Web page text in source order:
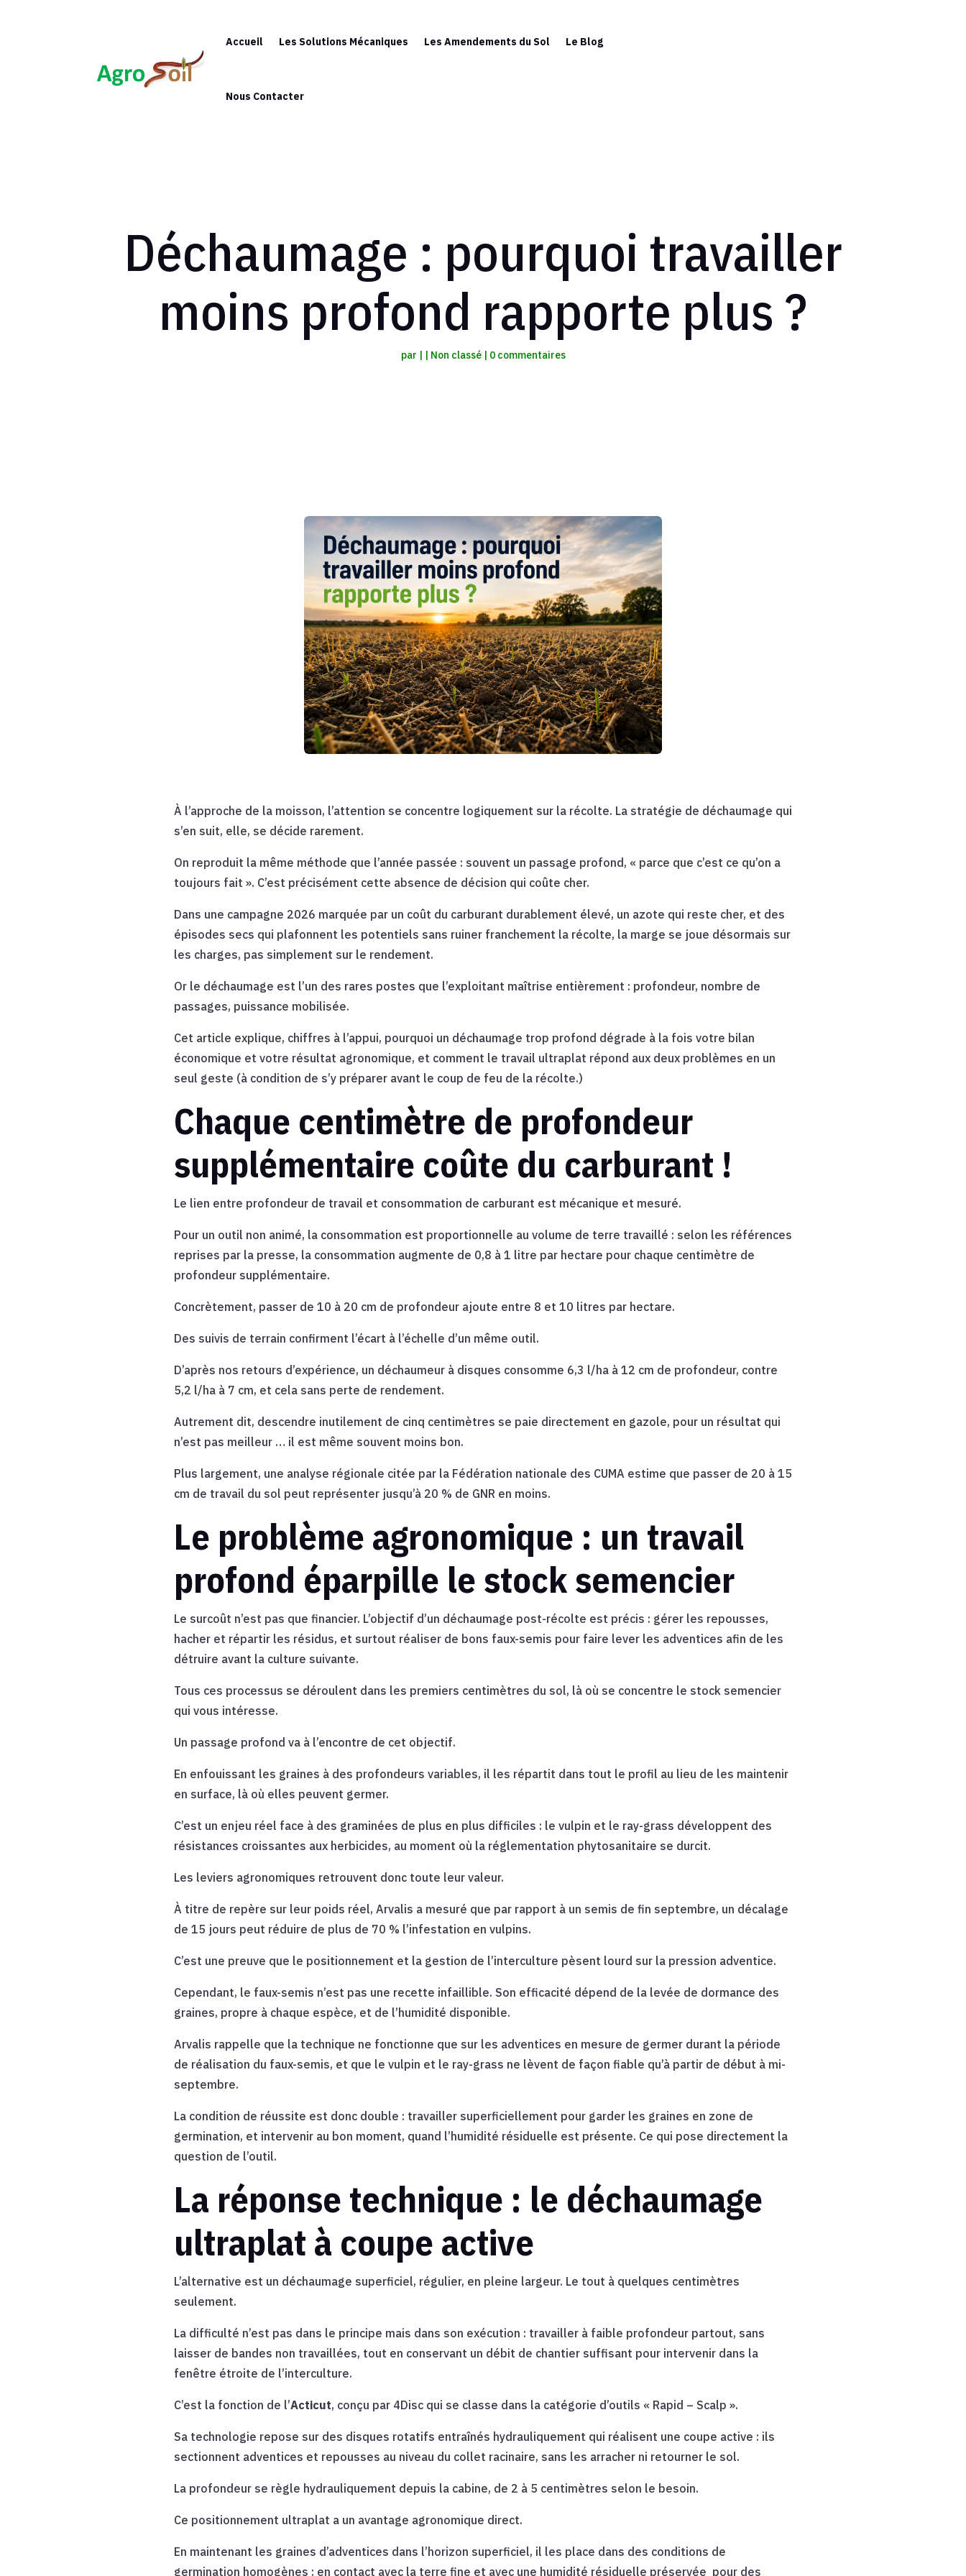
Accueil Les Solutions Mécaniques Les Amendements du Sol Le Blog
Nous Contacter
Déchaumage : pourquoi travailler
moins profond rapporte plus ?
par | | Non classé| 0 commentaires
À l’approche de la moisson, l’attention se concentre logiquement sur la récolte. La stratégie de déchaumage qui
s’en suit, elle, se décide rarement.
On reproduit la même méthode que l’année passée : souvent un passage profond, « parce que c’est ce qu’on a
toujours fait ». C’est précisément cette absence de décision qui coûte cher.
Dans une campagne 2026 marquée par un coût du carburant durablement élevé, un azote qui reste cher, et des
épisodes secs qui plafonnent les potentiels sans ruiner franchement la récolte, la marge se joue désormais sur
les charges, pas simplement sur le rendement.
Or le déchaumage est l’un des rares postes que l’exploitant maîtrise entièrement : profondeur, nombre de
passages, puissance mobilisée.
Cet article explique, chiffres à l’appui, pourquoi un déchaumage trop profond dégrade à la fois votre bilan
économique et votre résultat agronomique, et comment le travail ultraplat répond aux deux problèmes en un
seul geste (à condition de s’y préparer avant le coup de feu de la récolte.)
Chaque centimètre de profondeur
supplémentaire coûte du carburant !
Le lien entre profondeur de travail et consommation de carburant est mécanique et mesuré.
Pour un outil non animé, la consommation est proportionnelle au volume de terre travaillé : selon les références
reprises par la presse, la consommation augmente de 0,8 à 1 litre par hectare pour chaque centimètre de
profondeur supplémentaire.
Concrètement, passer de 10 à 20 cm de profondeur ajoute entre 8 et 10 litres par hectare.
Des suivis de terrain confirment l’écart à l’échelle d’un même outil.
D’après nos retours d’expérience, un déchaumeur à disques consomme 6,3 l/ha à 12 cm de profondeur, contre
5,2 l/ha à 7 cm, et cela sans perte de rendement.
Autrement dit, descendre inutilement de cinq centimètres se paie directement en gazole, pour un résultat qui
n’est pas meilleur … il est même souvent moins bon.
Plus largement, une analyse régionale citée par la Fédération nationale des CUMA estime que passer de 20 à 15
cm de travail du sol peut représenter jusqu’à 20 % de GNR en moins.
Le problème agronomique : un travail
profond éparpille le stock semencier
Le surcoût n’est pas que financier. L’objectif d’un déchaumage post-récolte est précis : gérer les repousses,
hacher et répartir les résidus, et surtout réaliser de bons faux-semis pour faire lever les adventices afin de les
détruire avant la culture suivante.
Tous ces processus se déroulent dans les premiers centimètres du sol, là où se concentre le stock semencier
qui vous intéresse.
Un passage profond va à l’encontre de cet objectif.
En enfouissant les graines à des profondeurs variables, il les répartit dans tout le profil au lieu de les maintenir
en surface, là où elles peuvent germer.
C’est un enjeu réel face à des graminées de plus en plus difficiles : le vulpin et le ray-grass développent des
résistances croissantes aux herbicides, au moment où la réglementation phytosanitaire se durcit.
Les leviers agronomiques retrouvent donc toute leur valeur.
À titre de repère sur leur poids réel, Arvalis a mesuré que par rapport à un semis de fin septembre, un décalage
de 15 jours peut réduire de plus de 70 % l’infestation en vulpins.
C’est une preuve que le positionnement et la gestion de l’interculture pèsent lourd sur la pression adventice.
Cependant, le faux-semis n’est pas une recette infaillible. Son efficacité dépend de la levée de dormance des
graines, propre à chaque espèce, et de l’humidité disponible.
Arvalis rappelle que la technique ne fonctionne que sur les adventices en mesure de germer durant la période
de réalisation du faux-semis, et que le vulpin et le ray-grass ne lèvent de façon fiable qu’à partir de début à mi-
septembre.
La condition de réussite est donc double : travailler superficiellement pour garder les graines en zone de
germination, et intervenir au bon moment, quand l’humidité résiduelle est présente. Ce qui pose directement la
question de l’outil.
La réponse technique : le déchaumage
ultraplat à coupe active
L’alternative est un déchaumage superficiel, régulier, en pleine largeur. Le tout à quelques centimètres
seulement.
La difficulté n’est pas dans le principe mais dans son exécution : travailler à faible profondeur partout, sans
laisser de bandes non travaillées, tout en conservant un débit de chantier suffisant pour intervenir dans la
fenêtre étroite de l’interculture.
C’est la fonction de l’Acticut, conçu par 4Disc qui se classe dans la catégorie d’outils « Rapid – Scalp ».
Sa technologie repose sur des disques rotatifs entraînés hydrauliquement qui réalisent une coupe active : ils
sectionnent adventices et repousses au niveau du collet racinaire, sans les arracher ni retourner le sol.
La profondeur se règle hydrauliquement depuis la cabine, de 2 à 5 centimètres selon le besoin.
Ce positionnement ultraplat a un avantage agronomique direct.
En maintenant les graines d’adventices dans l’horizon superficiel, il les place dans des conditions de
germination homogènes : en contact avec la terre fine et avec une humidité résiduelle préservée pour des